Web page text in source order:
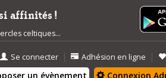
affinités !
celtiques...
Se connecter | Adhésion en ligne |
un évènement Connexion